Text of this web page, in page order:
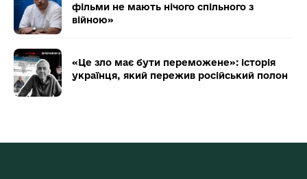
фільми не мають нічого спільного з
війною»
«Це зло має бути переможене»: історія
українця, який пережив російський полон